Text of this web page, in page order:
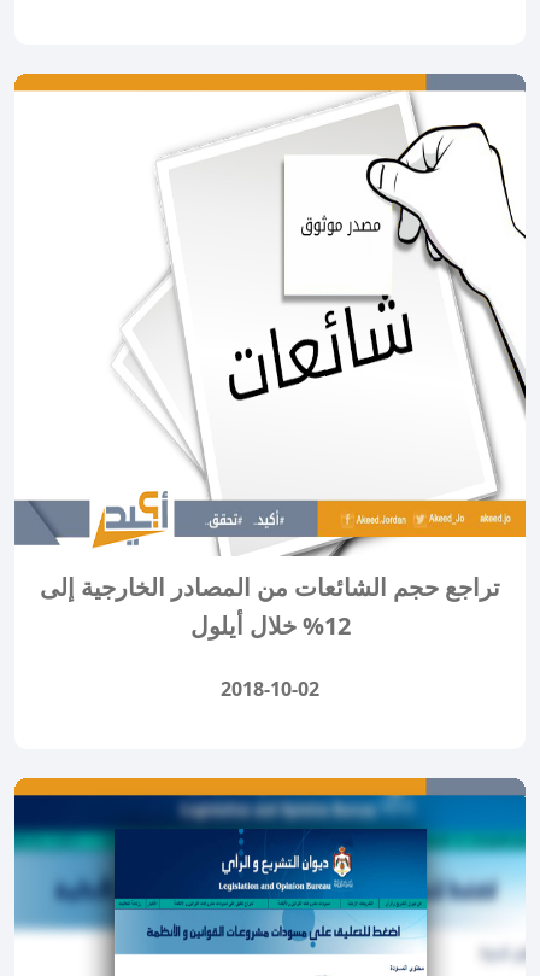
تراجع حجم الشائعات من المصادر الخارجية إلى
12% خلال أيلول
2018-10-02